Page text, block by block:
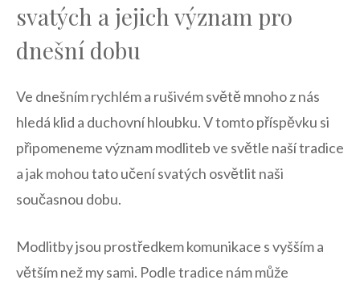
svatých a⁢ jejich význam pro
dnešní dobu
Ve dnešním rychlém a rušivém světě mnoho z⁤ nás⁤
hledá ​klid a⁢ duchovní ‌hloubku. V tomto​ příspěvku si
připomeneme význam modliteb ve světle naší tradice
‌a jak ⁢mohou ⁣tato učení svatých ⁣osvětlit naši​
současnou⁤ dobu.
Modlitby jsou prostředkem komunikace‍ s vyšším a
větším ⁤než my sami. Podle​ tradice ‍nám může